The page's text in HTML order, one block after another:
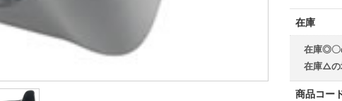
商品コー
在庫◎〇
在庫△の
在庫